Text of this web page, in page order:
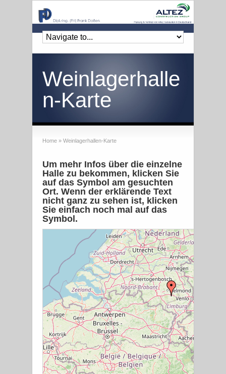
Weinlagerhalle
n-Karte
Home » Weinlagerhallen-Karte
Um mehr Infos über die einzelne
Halle zu bekommen, klicken Sie
auf das Symbol am gesuchten
Ort. Wenn der erklärende Text
nicht ganz zu sehen ist, klicken
Sie einfach noch mal auf das
Symbol.